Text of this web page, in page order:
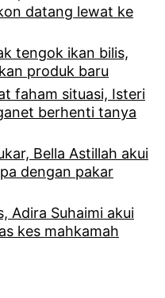
datang lewat ke
tengok ikan bilis,
produk baru
faham situasi, Isteri
berhenti tanya
Bella Astillah akui
dengan pakar
Adira Suhaimi akui
kes mahkamah